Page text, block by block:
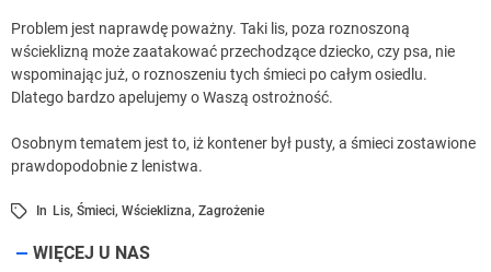
Problem jest naprawdę poważny. Taki lis, poza roznoszoną
wścieklizną może zaatakować przechodzące dziecko, czy psa, nie
wspominając już, o roznoszeniu tych śmieci po całym osiedlu.
Dlatego bardzo apelujemy o Waszą ostrożność.
Osobnym tematem jest to, iż kontener był pusty, a śmieci zostawione
prawdopodobnie z lenistwa.
In Lis, Śmieci, Wścieklizna, Zagrożenie
WIĘCEJ U NAS